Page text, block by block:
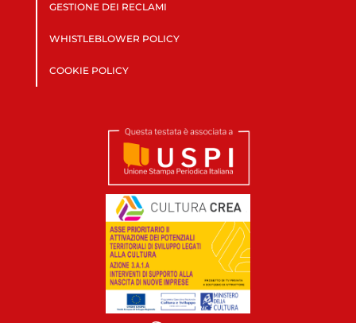
GESTIONE DEI RECLAMI
WHISTLEBLOWER POLICY
COOKIE POLICY